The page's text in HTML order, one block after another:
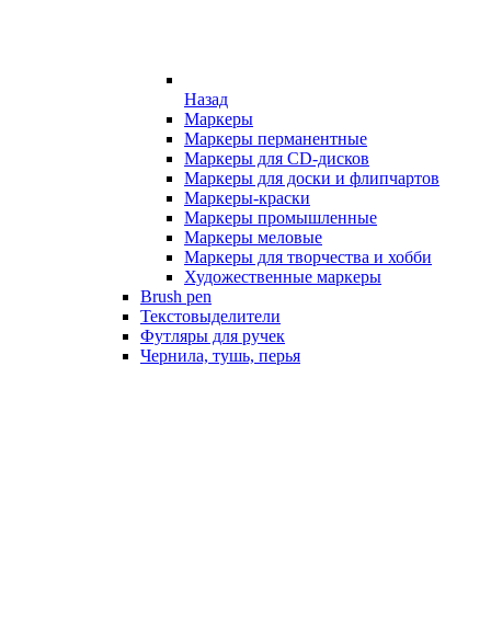
Назад
Маркеры
Маркеры перманентные
Маркеры для CD-дисков
Маркеры для доски и флипчартов
Маркеры-краски
Маркеры промышленные
Маркеры меловые
Маркеры для творчества и хобби
Художественные маркеры
Brush pen
Текстовыделители
Футляры для ручек
Чернила, тушь, перья